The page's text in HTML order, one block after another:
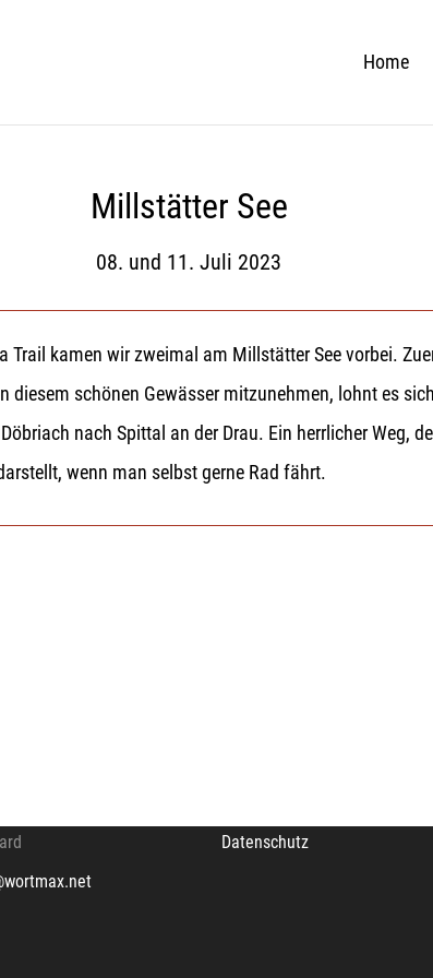
Home
Millstätter See
08. und 11. Juli 2023
Trail kamen wir zweimal am Millstätter See vorbei.
diesem schönen Gewässer mitzunehmen, lohnt es
nach Spittal an der Drau. Ein herrlicher Weg,
wenn man selbst gerne Rad fährt.
Datenschutz